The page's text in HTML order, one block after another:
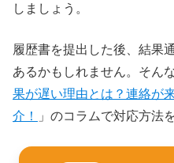
しましょう。
履歴書を提出した後、結果
あるかもしれません。そん
果が遅い理由とは？連絡が
介！
」のコラムで対応方法